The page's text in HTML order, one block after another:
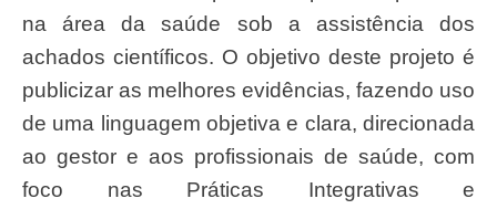
na área da saúde sob a assistência dos
achados científicos. O objetivo deste projeto é
publicizar as melhores evidências, fazendo uso
de uma linguagem objetiva e clara, direcionada
ao gestor e aos profissionais de saúde, com
foco nas Práticas Integrativas e